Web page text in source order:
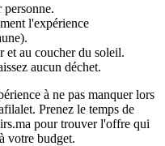
l'expérience
et au coucher du soleil.
aucun déchet.
à ne pas manquer lors
Prenez le temps de
pour trouver l'offre qui
votre budget.